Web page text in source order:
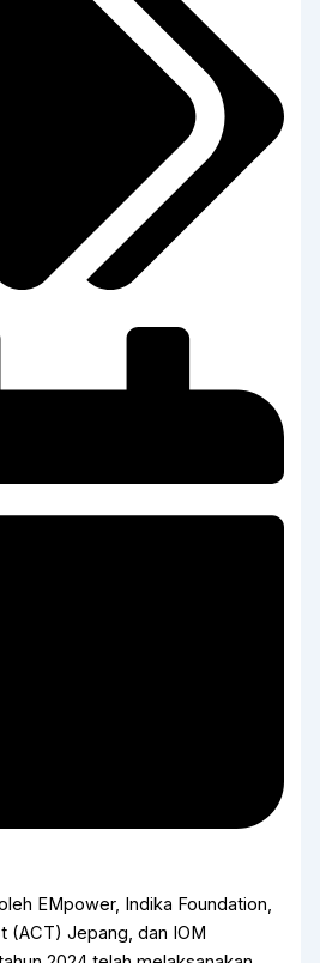
EMpower, Indika Foundation,
(ACT) Jepang, dan IOM